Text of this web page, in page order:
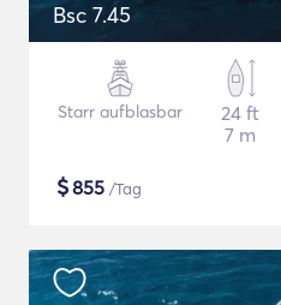
Bsc 7.45
Starr aufblasbar
24 ft
7 m
$855 /Tag